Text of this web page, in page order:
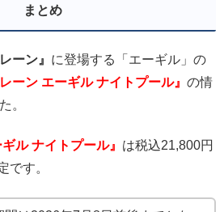
まとめ
ーン』 に登場する「エーギル」の
ーン エーギル ナイトプール』 の情
。
ル ナイトプール』 は税込21,800円
です。